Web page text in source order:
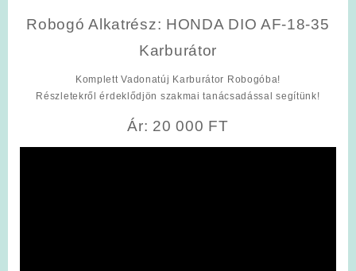
Robogó Alkatrész: HONDA DIO AF-18-35
Karburátor
Komplett Vadonatúj Karburátor Robogóba!
Részletekről érdeklődjön szakmai tanácsadással segítünk!
Ár: 20 000 FT